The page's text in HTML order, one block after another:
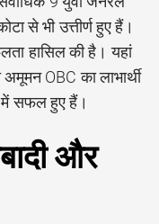
से भी उत्तीर्ण हुए हैं।
हासिल की है। यहां
OBC का लाभार्थी
में सफल हुए हैं।
और